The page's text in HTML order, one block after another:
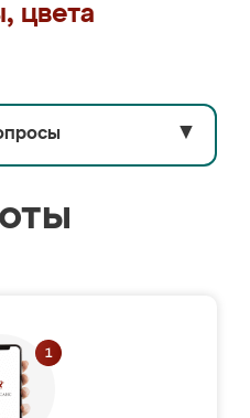
цвета
▼